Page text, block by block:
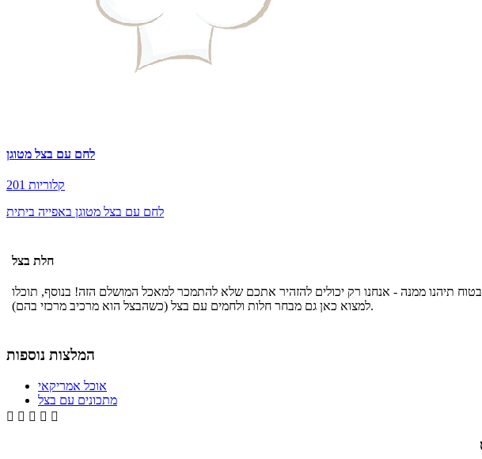
לחם עם בצל מטוגן
201 קלוריות
לחם עם בצל מטוגן באפייה ביתית
חלת בצל
תיהנו ממנה - אנחנו רק יכולים להזהיר אתכם שלא להתמכר למאכל המושלם הזה! בנוסף, תוכלו
למצוא כאן גם מבחר חלות ולחמים עם בצל (כשהבצל הוא מרכיב מרכזי בהם).
המלצות נוספות
אוכל אמריקאי
מתכונים עם בצל
    